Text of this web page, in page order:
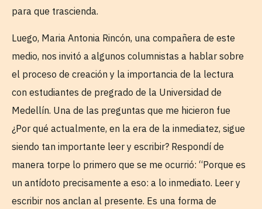
para que trascienda.
Luego, Maria Antonia Rincón, una compañera de este
medio, nos invitó a algunos columnistas a hablar sobre
el proceso de creación y la importancia de la lectura
con estudiantes de pregrado de la Universidad de
Medellín. Una de las preguntas que me hicieron fue
¿Por qué actualmente, en la era de la inmediatez, sigue
siendo tan importante leer y escribir? Respondí de
manera torpe lo primero que se me ocurrió: “Porque es
un antídoto precisamente a eso: a lo inmediato. Leer y
escribir nos anclan al presente. Es una forma de